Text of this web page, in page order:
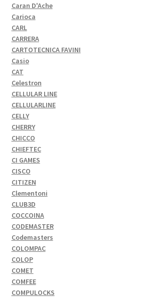
Caran D'Ache
Carioca
CARL
CARRERA
CARTOTECNICA FAVINI
Casio
CAT
Celestron
CELLULAR LINE
CELLULARLINE
CELLY
CHERRY
CHICCO
CHIEFTEC
CI GAMES
CISCO
CITIZEN
Clementoni
CLUB3D
COCCOINA
CODEMASTER
Codemasters
COLOMPAC
COLOP
COMET
COMFEE
COMPULOCKS